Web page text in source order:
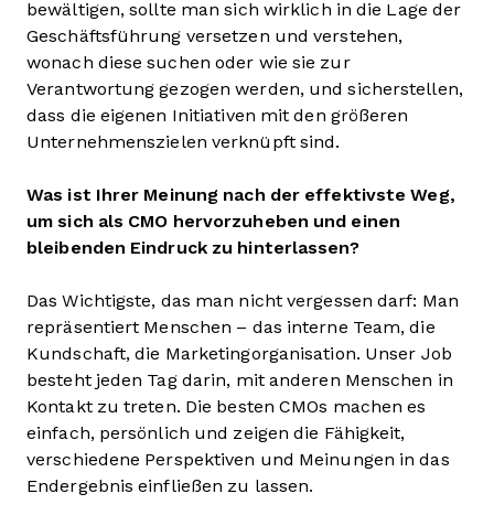
bewältigen, sollte man sich wirklich in die Lage der
Geschäftsführung versetzen und verstehen,
wonach diese suchen oder wie sie zur
Verantwortung gezogen werden, und sicherstellen,
dass die eigenen Initiativen mit den größeren
Unternehmenszielen verknüpft sind.
Was ist Ihrer Meinung nach der effektivste Weg,
um sich als CMO hervorzuheben und einen
bleibenden Eindruck zu hinterlassen?
Das Wichtigste, das man nicht vergessen darf: Man
repräsentiert Menschen – das interne Team, die
Kundschaft, die Marketingorganisation. Unser Job
besteht jeden Tag darin, mit anderen Menschen in
Kontakt zu treten. Die besten CMOs machen es
einfach, persönlich und zeigen die Fähigkeit,
verschiedene Perspektiven und Meinungen in das
Endergebnis einfließen zu lassen.